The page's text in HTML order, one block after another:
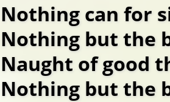
Nothing can for
Nothing but the
Naught of good
Nothing but the